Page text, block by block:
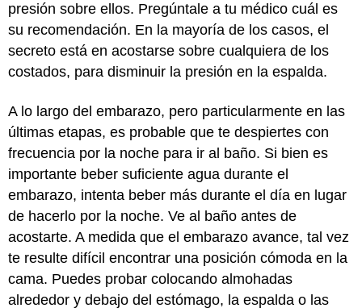
presión sobre ellos. Pregúntale a tu médico cuál es
su recomendación. En la mayoría de los casos, el
secreto está en acostarse sobre cualquiera de los
costados, para disminuir la presión en la espalda.
A lo largo del embarazo, pero particularmente en las
últimas etapas, es probable que te despiertes con
frecuencia por la noche para ir al baño. Si bien es
importante beber suficiente agua durante el
embarazo, intenta beber más durante el día en lugar
de hacerlo por la noche. Ve al baño antes de
acostarte. A medida que el embarazo avance, tal vez
te resulte difícil encontrar una posición cómoda en la
cama. Puedes probar colocando almohadas
alrededor y debajo del estómago, la espalda o las